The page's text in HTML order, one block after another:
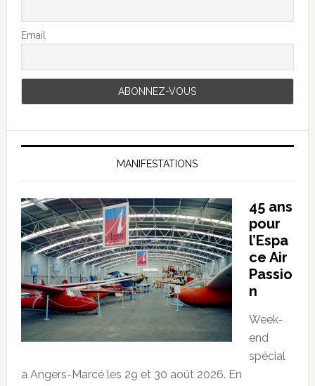
Email
MANIFESTATIONS
45 ans
pour
l’Espa
ce Air
Passio
n
Week-
end
spécial
à Angers-Marcé les 29 et 30 août 2026. En